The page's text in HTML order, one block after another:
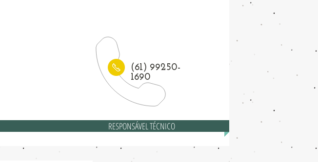
(61) 99250-
1690
RESPONSÁVEL TÉCNICO